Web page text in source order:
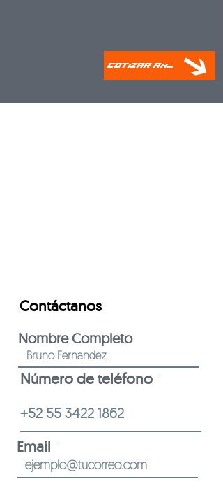
Cotizar Ahora
Contáctanos
Nombre Completo
Número de teléfono
Email